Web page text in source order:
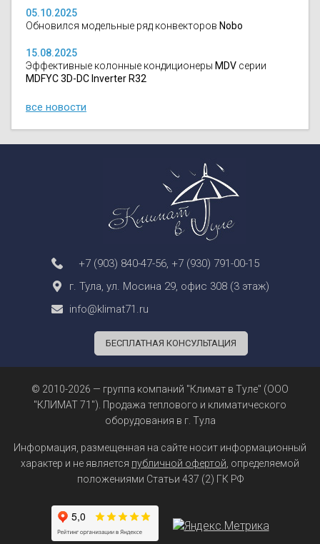
05.10.2025
Обновился модельные ряд конвекторов Nobo
15.08.2025
Эффективные колонные кондиционеры MDV серии
MDFYC 3D-DC Inverter R32
все новости
+7 (903) 840-47-56, +7 (930) 791-00-15
г. Тула, ул. Мосина 29, офис 308 (3 этаж)
info@klimat71.ru
БЕСПЛАТНАЯ КОНСУЛЬТАЦИЯ
© 2010-2026 — группа компаний "Климат в Туле" (ООО
"КЛИМАТ 71"). Продажа теплового и климатического
оборудования в г. Тула
Информация, размещенная на сайте носит информационный
характер и не является публичной офертой, определяемой
положениями Статьи 437 (2) ГК РФ